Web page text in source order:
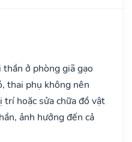
ở phòng giã gạo
thai phụ không nên
hoặc sửa chữa đồ vật
ảnh hưởng đến cả